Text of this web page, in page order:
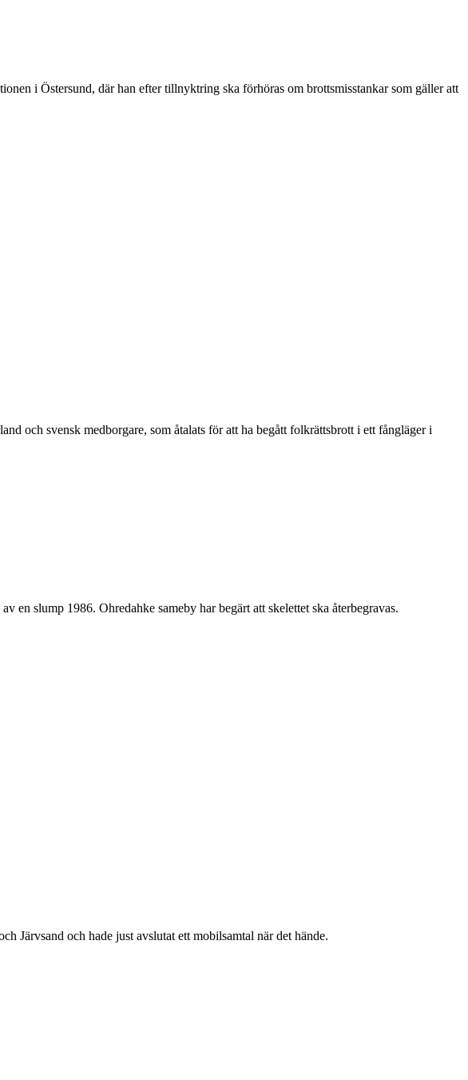
i Östersund, där han efter tillnyktring ska förhöras om brottsmisstankar som gäller att
och svensk medborgare, som åtalats för att ha begått folkrättsbrott i ett fångläger i
en slump 1986. Ohredahke sameby har begärt att skelettet ska återbegravas.
Järvsand och hade just avslutat ett mobilsamtal när det hände.